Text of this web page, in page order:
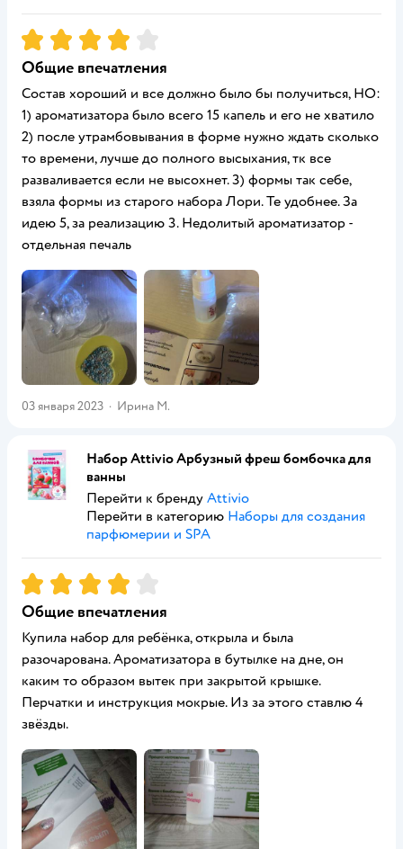
Рейтинг:4
Общие впечатления
Состав хороший и все должно было бы получиться, НО:
1) ароматизатора было всего 15 капель и его не хватило
2) после утрамбовывания в форме нужно ждать сколько
то времени, лучше до полного высыхания, тк все
разваливается если не высохнет. 3) формы так себе,
взяла формы из старого набора Лори. Те удобнее. За
идею 5, за реализацию 3. Недолитый ароматизатор -
отдельная печаль
03 января 2023 · Ирина М.
Набор Attivio Арбузный фреш бомбочка для
ванны
Перейти к бренду Attivio
Перейти в категорию Наборы для создания
парфюмерии и SPA
Рейтинг:4
Общие впечатления
Купила набор для ребёнка, открыла и была
разочарована. Ароматизатора в бутылке на дне, он
каким то образом вытек при закрытой крышке.
Перчатки и инструкция мокрые. Из за этого ставлю 4
звёзды.